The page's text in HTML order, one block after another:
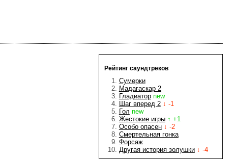
Рейтинг саундтреков
Сумерки
Мадагаскар 2
Гладиатор new
Шаг вперед 2 ↓ -1
Гол new
Жестокие игры ↑ +1
Особо опасен ↓ -2
Смертельная гонка
Форсаж
Другая история золушки ↓ -4